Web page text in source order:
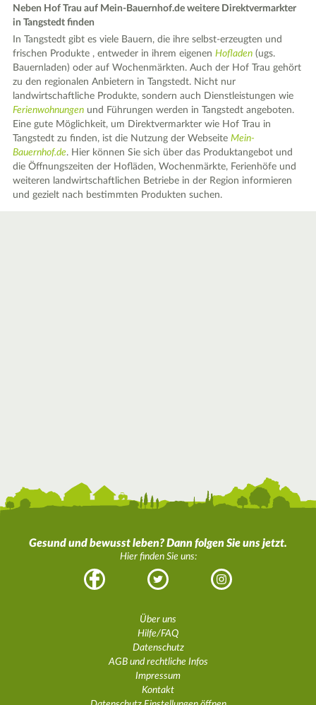
Neben Hof Trau auf Mein-Bauernhof.de weitere Direktvermarkter
in Tangstedt finden
In Tangstedt gibt es viele Bauern, die ihre selbst-erzeugten und
frischen Produkte , entweder in ihrem eigenenHofladen (ugs.
Bauernladen) oder auf Wochenmärkten. Auch der Hof Trau gehört
zu den regionalen Anbietern in Tangstedt. Nicht nur
landwirtschaftliche Produkte, sondern auch Dienstleistungen wie
Ferienwohnungen und Führungen werden in Tangstedt angeboten.
Eine gute Möglichkeit, um Direktvermarkter wie Hof Trau in
Tangstedt zu finden, ist die Nutzung der WebseiteMein-
Bauernhof.de. Hier können Sie sich über das Produktangebot und
die Öffnungszeiten der Hofläden, Wochenmärkte, Ferienhöfe und
weiteren landwirtschaftlichen Betriebe in der Region informieren
und gezielt nach bestimmten Produkten suchen.
Gesund und bewusst leben? Dann folgen Sie uns jetzt.
Hier finden Sie uns:
Facebook Twitter Instagram
Über uns
Hilfe/FAQ
Datenschutz
AGB und rechtliche Infos
Impressum
Kontakt